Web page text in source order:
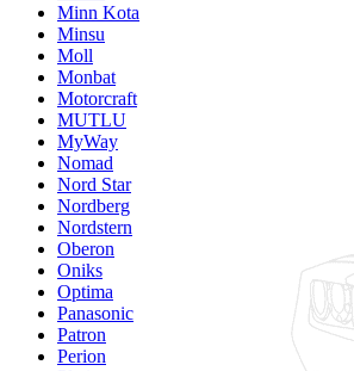
Minn Kota
Minsu
Moll
Monbat
Motorcraft
MUTLU
MyWay
Nomad
Nord Star
Nordberg
Nordstern
Oberon
Oniks
Optima
Panasonic
Patron
Perion